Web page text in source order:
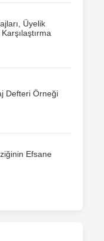
Üyelik
Defteri Örneği
Efsane